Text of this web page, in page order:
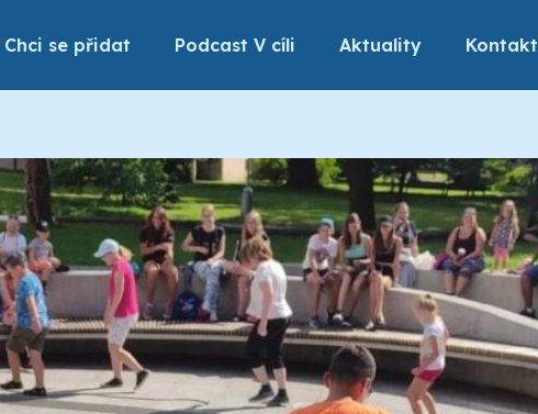
Chci se přidat Podcast V cíli Aktuality Kontakt